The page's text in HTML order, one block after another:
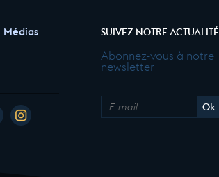
Médias SUIVEZ NOTRE ACTUALITÉ
Abonnez-vous à notre
newsletter